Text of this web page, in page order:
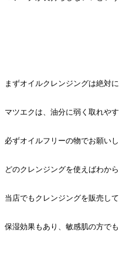
まずオイルクレンジングは絶対
マツエクは、油分に弱く取れや
必ずオイルフリーの物でお願い
どのクレンジングを使えばわか
当店でもクレンジングを販売し
保湿効果もあり、敏感肌の方で